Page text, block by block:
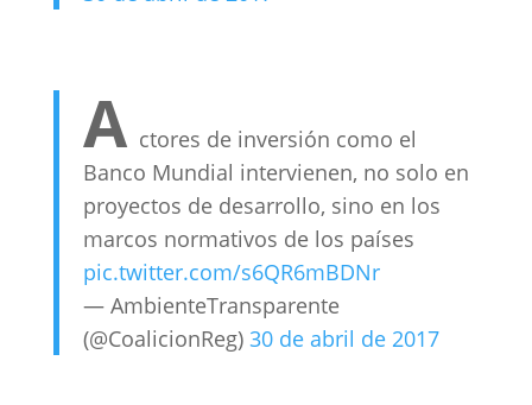
A ctores de inversión como el
Banco Mundial intervienen, no solo en
proyectos de desarrollo, sino en los
marcos normativos de los países
pic.twitter.com/s6QR6mBDNr
— AmbienteTransparente
(@CoalicionReg) 30 de abril de 2017